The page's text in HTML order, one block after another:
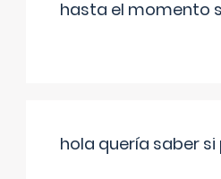
hasta el momento
hola quería saber